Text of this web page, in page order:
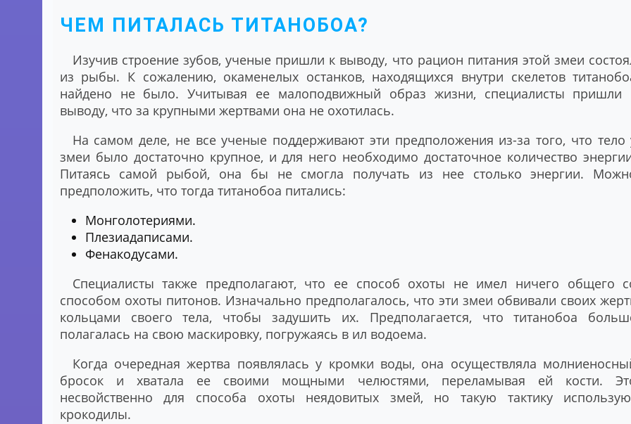
ЧЕМ ПИТАЛАСЬ ТИТАНОБОА?
Изучив строение зубов, ученые пришли к выводу, что рацион питания этой змеи
из рыбы. К сожалению, окаменелых останков, находящихся внутри скелетов
найдено не было. Учитывая ее малоподвижный образ жизни, специалисты пришли
выводу, что за крупными жертвами она не охотилась.
На самом деле, не все ученые поддерживают эти предположения из-за того, что тело
змеи было достаточно крупное, и для него необходимо достаточное количество
Питаясь самой рыбой, она бы не смогла получать из нее столько энергии.
предположить, что тогда титанобоа питались:
Монголотериями.
Плезиадаписами.
Фенакодусами.
Специалисты также предполагают, что ее способ охоты не имел ничего общего
способом охоты питонов. Изначально предполагалось, что эти змеи обвивали своих
кольцами своего тела, чтобы задушить их. Предполагается, что титанобоа
полагалась на свою маскировку, погружаясь в ил водоема.
Когда очередная жертва появлялась у кромки воды, она осуществляла
бросок и хватала ее своими мощными челюстями, переламывая ей кости.
несвойственно для способа охоты неядовитых змей, но такую тактику
крокодилы.